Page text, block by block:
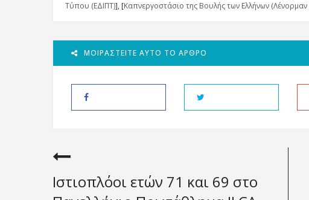
Τύπου (ΕΔΙΠΤ)], [Καπνεργοστάσιο της Βουλής των Ελλήνων (Λένορμαν
ΜΟΙΡΑΣΤΕΊΤΕ ΑΥΤΌ ΤΟ ΆΡΘΡΟ
Ιστιοπλόοι ετών 71 και 69 στο